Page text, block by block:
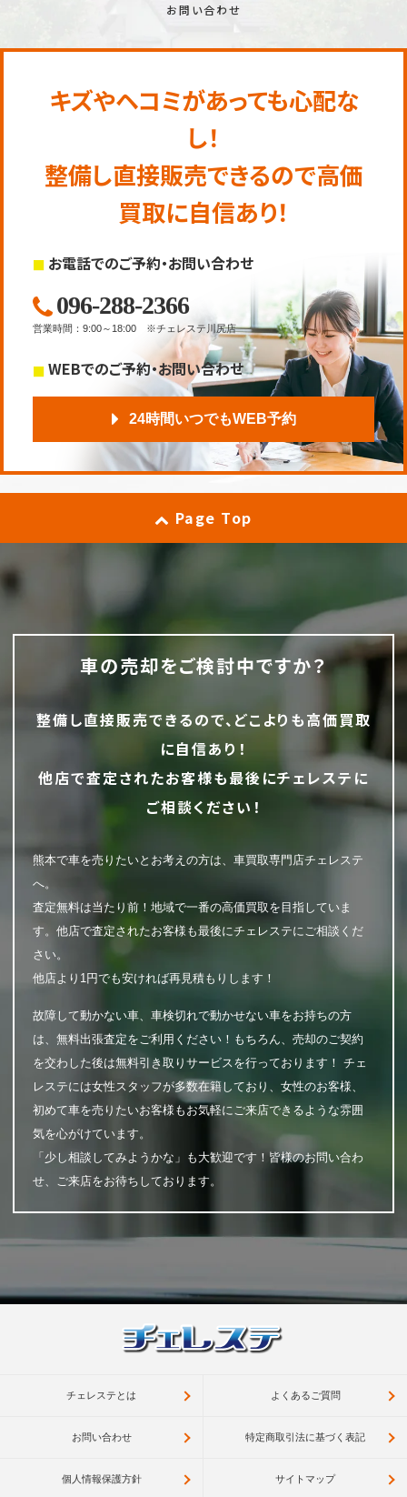
お問い合わせ
キズやヘコミがあっても心配な
し！
整備し直接販売できるので高価
買取に自信あり！
お電話でのご予約・お問い合わせ
096-288-2366
営業時間 ： 9:00～18:00 ※チェレステ川尻店
WEBでのご予約・お問い合わせ
24時間いつでもWEB予約
Page Top
車の売却をご検討中ですか？
整備し直接販売できるので、どこよりも高価買取
に自信あり！
他店で査定されたお客様も最後にチェレステに
ご相談ください！
熊本で車を売りたいとお考えの方は、車買取専門店チェレステ
へ。
査定無料は当たり前！地域で一番の高価買取を目指していま
す。他店で査定されたお客様も最後にチェレステにご相談くだ
さい。
他店より1円でも安ければ再見積もりします！
故障して動かない車、車検切れで動かせない車をお持ちの方
は、無料出張査定をご利用ください！もちろん、売却のご契約
を交わした後は無料引き取りサービスを行っております！ チェ
レステには女性スタッフが多数在籍しており、女性のお客様、
初めて車を売りたいお客様もお気軽にご来店できるような雰囲
気を心がけています。
「少し相談してみようかな」も大歓迎です！皆様のお問い合わ
せ、ご来店をお待ちしております。
チェレステとは よくあるご質問
お問い合わせ 特定商取引法に基づく表記
個人情報保護方針 サイトマップ